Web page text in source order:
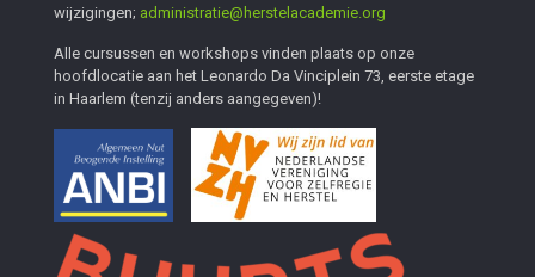
wijzigingen; administratie@herstelacademie.org
Alle cursussen en workshops vinden plaats op onze
hoofdlocatie aan het Leonardo Da Vinciplein 73, eerste etage
in Haarlem (tenzij anders aangegeven)!